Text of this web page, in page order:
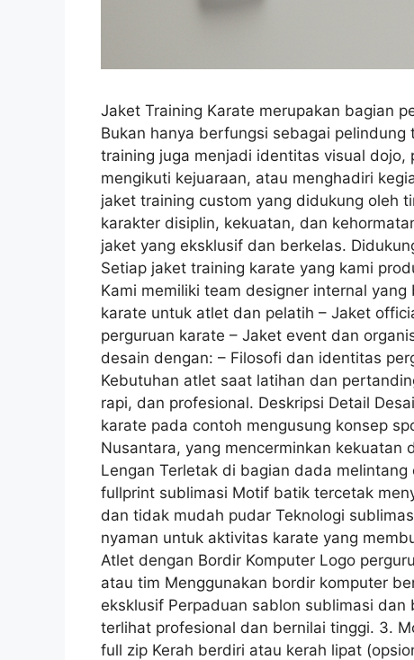
Jaket Training Karate merupakan bagian
Bukan hanya berfungsi sebagai
training juga menjadi identitas visual
mengikuti kejuaraan, atau menghadiri
jaket training custom yang didukung oleh
karakter disiplin, kekuatan, dan
jaket yang eksklusif dan berkelas.
Setiap jaket training karate yang kami
Kami memiliki team designer internal
karate untuk atlet dan pelatih – Jaket
perguruan karate – Jaket event dan
desain dengan: – Filosofi dan identitas
Kebutuhan atlet saat latihan dan
rapi, dan profesional. Deskripsi Detail
karate pada contoh mengusung konsep
Nusantara, yang mencerminkan kekuatan
Lengan Terletak di bagian dada
fullprint sublimasi Motif batik tercetak
dan tidak mudah pudar Teknologi
nyaman untuk aktivitas karate yang
Atlet dengan Bordir Komputer Logo
atau tim Menggunakan bordir komputer
eksklusif Perpaduan sablon sublimasi
terlihat profesional dan bernilai tinggi. 3.
full zip Kerah berdiri atau kerah lipat